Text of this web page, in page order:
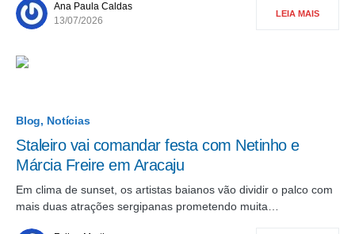
Ana Paula Caldas
13/07/2026
LEIA MAIS
Blog Notícias
Staleiro vai comandar festa com Netinho e
Márcia Freire em Aracaju
Em clima de sunset, os artistas baianos vão dividir o palco com
mais duas atrações sergipanas prometendo muita…